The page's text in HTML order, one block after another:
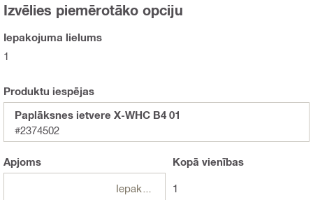
Izvēlies piemērotāko opciju
Iepakojuma lielums
1
Produktu iespējas
Paplāksnes ietvere X-WHC B4 01
#2374502
Apjoms Kopā vienības
1